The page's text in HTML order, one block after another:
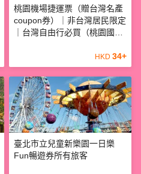
桃園機場捷運票（贈台灣名產
coupon券）｜非台灣居民限定
｜台灣自由行必買（桃園國際
HKD 34+
臺北市立兒童新樂園一日樂
Fun暢遊券所有旅客